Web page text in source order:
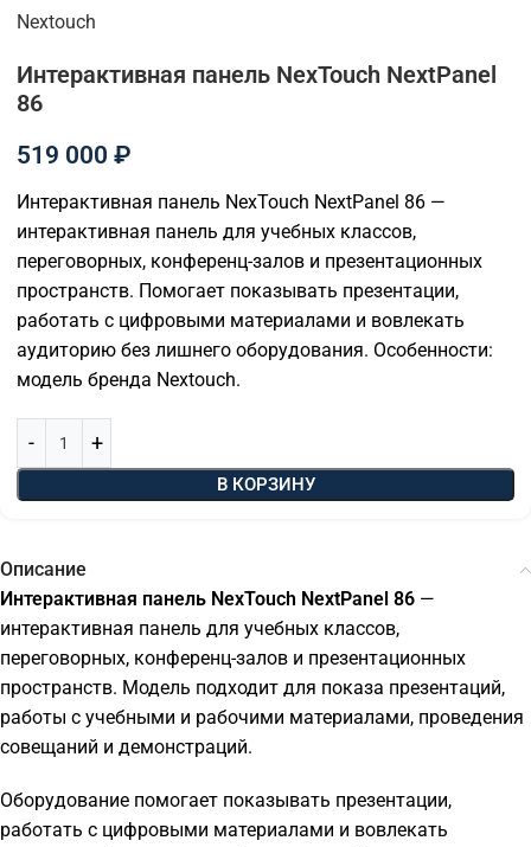
Nextouch
Интерактивная панель NexTouch NextPanel
86
519 000 ₽
Интерактивная панель NexTouch NextPanel 86 —
интерактивная панель для учебных классов,
переговорных, конференц-залов и презентационных
пространств. Помогает показывать презентации,
работать с цифровыми материалами и вовлекать
аудиторию без лишнего оборудования. Особенности:
модель бренда Nextouch.
В КОРЗИНУ
Описание
Интерактивная панель NexTouch NextPanel 86 —
интерактивная панель для учебных классов,
переговорных, конференц-залов и презентационных
пространств. Модель подходит для показа презентаций,
работы с учебными и рабочими материалами, проведения
совещаний и демонстраций.
Оборудование помогает показывать презентации,
работать с цифровыми материалами и вовлекать